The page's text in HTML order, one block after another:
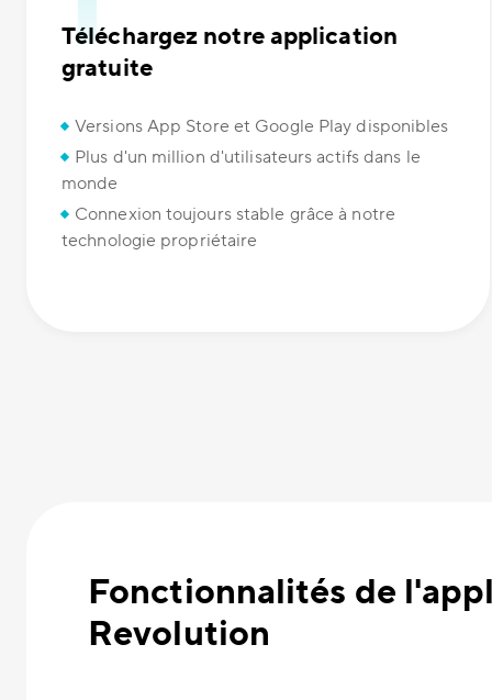
Téléchargez notre application
gratuite
Versions App Store et Google Play disponibles
Plus d'un million d'utilisateurs actifs dans le
monde
Connexion toujours stable grâce à notre
technologie propriétaire
Fonctionnalités de
Revolution